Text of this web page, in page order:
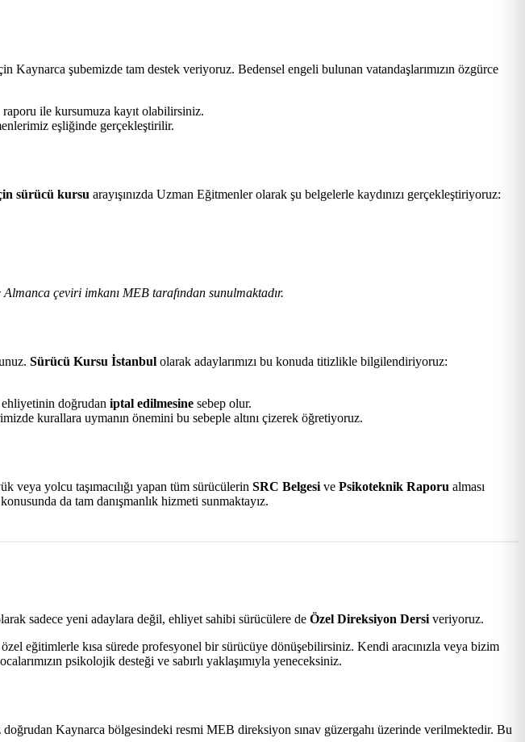
Kaynarca şubemizde tam destek veriyoruz. Bedensel engeli bulunan vatandaşlarımızın özgürce
ile kursumuza kayıt olabilirsiniz.
eşliğinde gerçekleştirilir.
sürücü kursu arayışınızda Uzman Eğitmenler olarak şu belgelerle kaydınızı gerçekleştiriyoruz:
çeviri imkanı MEB tarafından sunulmaktadır.
Sürücü Kursu İstanbul olarak adaylarımızı bu konuda titizlikle bilgilendiriyoruz:
ehliyetinin doğrudan iptal edilmesine sebep olur.
kurallara uymanın önemini bu sebeple altını çizerek öğretiyoruz.
veya yolcu taşımacılığı yapan tüm sürücülerin SRC Belgesi ve Psikoteknik Raporu alması
da tam danışmanlık hizmeti sunmaktayız.
sadece yeni adaylara değil, ehliyet sahibi sürücülere de Özel Direksiyon Dersiveriyoruz.
eğitimlerle kısa sürede profesyonel bir sürücüye dönüşebilirsiniz. Kendi aracınızla veya bizim
psikolojik desteği ve sabırlı yaklaşımıyla yeneceksiniz.
Kaynarca bölgesindeki resmi MEB direksiyon sınav güzergahı üzerinde verilmektedir. Bu